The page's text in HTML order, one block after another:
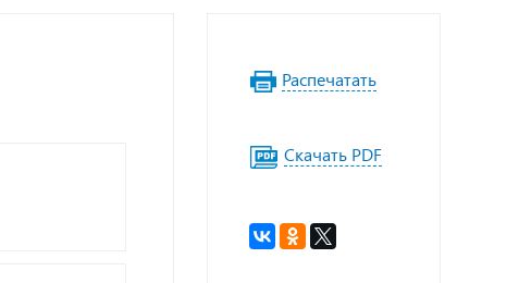
Распечатать
Скачать PDF